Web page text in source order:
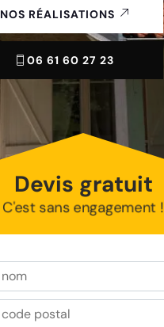
NOS RÉALISATIONS
06 61 60 27 23
Devis gratuit
C'est sans engagement !